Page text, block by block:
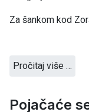
Za šankom kod
Pročitaj više …
Pojačaće